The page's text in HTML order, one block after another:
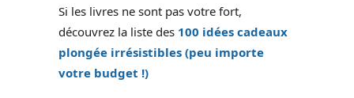
Si les livres ne sont pas votre fort,
découvrez la liste des 100 idées cadeaux
plongée irrésistibles (peu importe
votre budget !)